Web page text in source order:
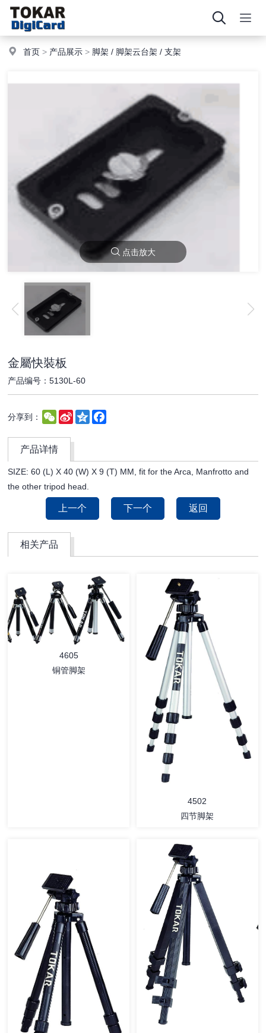
首页 > 产品展示 > 脚架 / 脚架云台架 / 支架
点击放大
金屬快裝板
产品编号：5130L-60
分享到： WeChat
Sina
Weibo
Qzone
产品详情
SIZE: 60 (L) X 40 (W) X 9 (T) MM, fit for the Arca, Manfrotto and
the other tripod head.
上一个 下一个 返回
相关产品
详情
4605
铜管脚架
详情
4502
四节脚架